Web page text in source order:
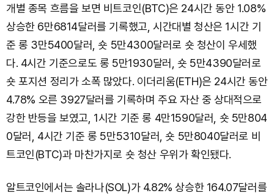
개별 종목 흐름을 보면 비트코인(BTC)은 24시간 동안 1.08%
상승한 6만6814달러를 기록했고, 시간대별 청산은 1시간 기
준 롱 3만5400달러, 숏 5만4300달러로 숏 청산이 우세했
다. 4시간 기준으로도 롱 5만1930달러, 숏 5만4390달러로
숏 포지션 정리가 소폭 많았다. 이더리움(ETH)은 24시간 동안
4.78% 오른 3927달러를 기록하며 주요 자산 중 상대적으로
강한 반등을 보였고, 1시간 기준 롱 4만1590달러, 숏 5만804
0달러, 4시간 기준 롱 5만5310달러, 숏 5만8040달러로 비
트코인(BTC)과 마찬가지로 숏 청산 우위가 확인됐다.
알트코인에서는 솔라나(SOL)가 4.82% 상승한 164.07달러를